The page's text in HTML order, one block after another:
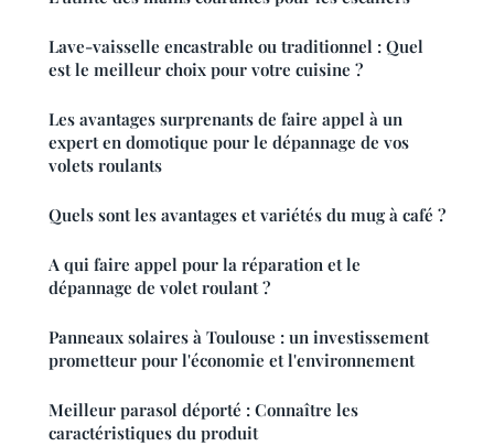
Lave-vaisselle encastrable ou traditionnel : Quel
est le meilleur choix pour votre cuisine ?
Les avantages surprenants de faire appel à un
expert en domotique pour le dépannage de vos
volets roulants
Quels sont les avantages et variétés du mug à café ?
A qui faire appel pour la réparation et le
dépannage de volet roulant ?
Panneaux solaires à Toulouse : un investissement
prometteur pour l'économie et l'environnement
Meilleur parasol déporté : Connaître les
caractéristiques du produit